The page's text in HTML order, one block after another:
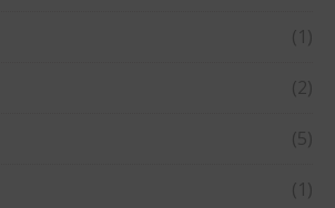
(1)
(2)
(5)
(1)